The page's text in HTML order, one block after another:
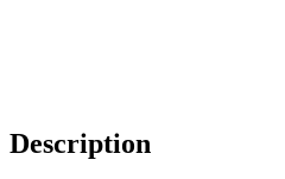
Description